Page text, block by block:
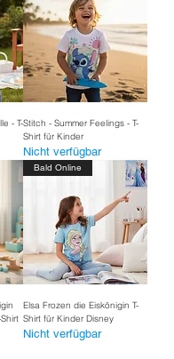
- T-Stitch - Summer Feelings - T-
Shirt für Kinder
Nicht verfügbar
Bald Online
Elsa Frozen die Eiskönigin T-
Shirt für Kinder Disney
Nicht verfügbar